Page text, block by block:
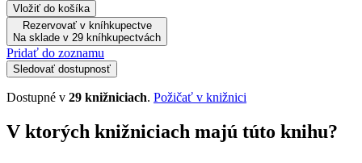
Vložiť do košíka
Rezervovať v kníhkupectve
Na sklade v 29 kníhkupectvách
Pridať do zoznamu
Sledovať dostupnosť
Dostupné v 29 knižniciach. Požičať v knižnici
V ktorých knižniciach majú túto knihu?